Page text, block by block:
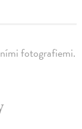
fotografiemi.